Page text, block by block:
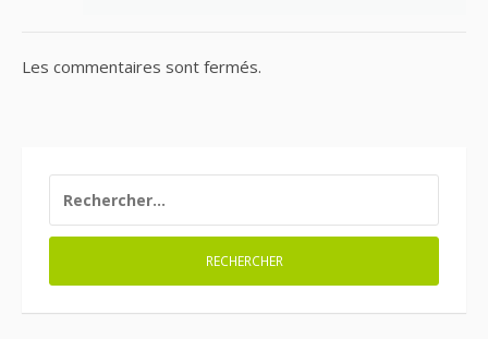
Les commentaires sont fermés.